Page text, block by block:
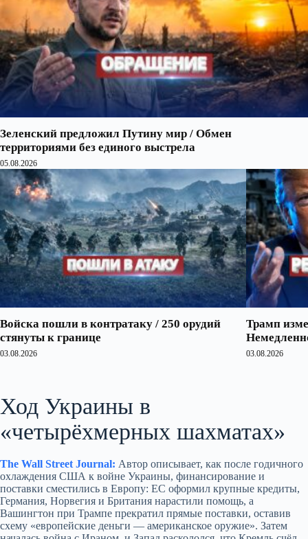
Зеленский предложил Путину мир / Обмен
территориями без единого выстрела
05.08.2026
Войска пошли в контратаку / 250 орудий
стянуты к границе
03.08.2026
Трамп
03.08.2026
Ход Украины в
«четырёхмерных шахматах»
The Wall Street Journal: Автор описывает, как после годичного
охлаждения США к войне Украины, финансирование и
поставки сместились в Европу: ЕС оформил крупные кредиты,
Германия, Норвегия и Британия нарастили помощь, а
Вашингтон при Трампе прекратил прямые поставки, оставив
схему «европейские деньги — американское оружие». Затем